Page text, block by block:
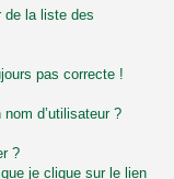
de la liste des
pas correcte !
d’utilisateur ?
?
je clique sur le lien